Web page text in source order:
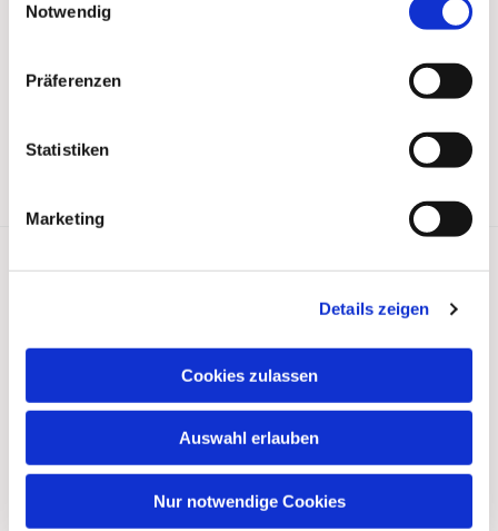
Notwendig
Präferenzen
Statistiken
Marketing
Details zeigen
Cookies zulassen
Auswahl erlauben
Nur notwendige Cookies
Kontakt
Ökumenische Pilgerinitiative Vorpommern e.V.